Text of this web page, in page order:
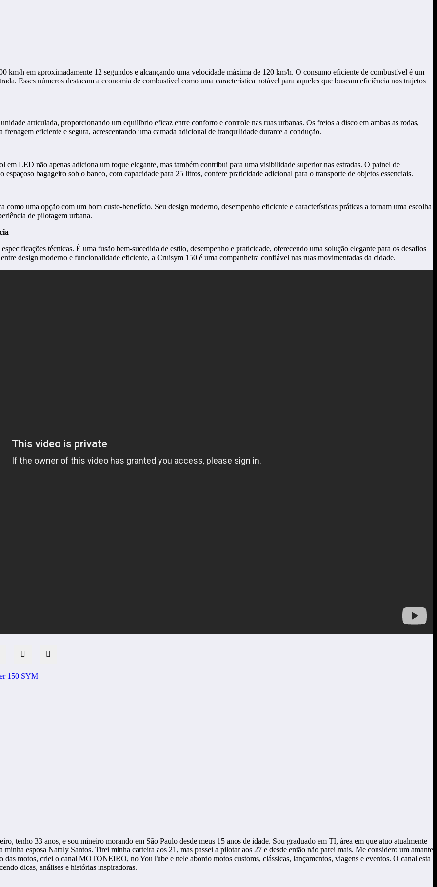
km/h em aproximadamente 12 segundos e alcançando uma velocidade máxima de 120 km/h. O consumo eficiente de combustível é um
Esses números destacam a economia de combustível como uma característica notável para aqueles que buscam eficiência nos trajetos
articulada, proporcionando um equilíbrio eficaz entre conforto e controle nas ruas urbanas. Os freios a disco em ambas as rodas,
eficiente e segura, acrescentando uma camada adicional de tranquilidade durante a condução.
em LED não apenas adiciona um toque elegante, mas também contribui para uma visibilidade superior nas estradas. O painel de
bagageiro sob o banco, com capacidade para 25 litros, confere praticidade adicional para o transporte de objetos essenciais.
uma opção com um bom custo-benefício. Seu design moderno, desempenho eficiente e características práticas a tornam uma escolha
de pilotagem urbana.
técnicas. É uma fusão bem-sucedida de estilo, desempenho e praticidade, oferecendo uma solução elegante para os desafios
design moderno e funcionalidade eficiente, a Cruisym 150 é uma companheira confiável nas ruas movimentadas da cidade.
150 SYM
tenho 33 anos, e sou mineiro morando em São Paulo desde meus 15 anos de idade. Sou graduado em TI, área em que atuo atualmente
esposa Nataly Santos. Tirei minha carteira aos 21, mas passei a pilotar aos 27 e desde então não parei mais. Me considero um amante
motos, criei o canal MOTONEIRO, no YouTube e nele abordo motos customs, clássicas, lançamentos, viagens e eventos. O canal esta
dicas, análises e histórias inspiradoras.